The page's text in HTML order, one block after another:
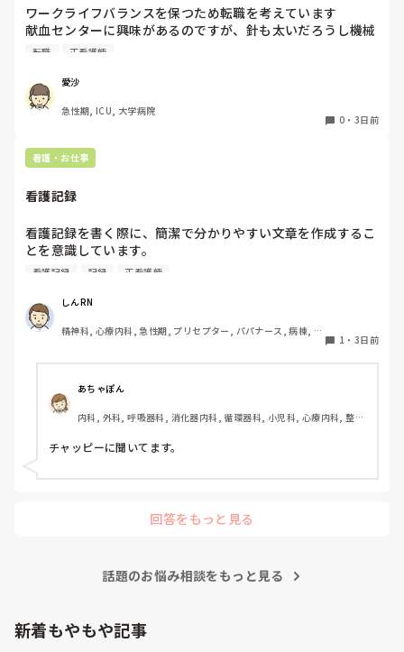
ワークライフバランスを保つため転職を考えています
献血センターに興味があるのですが、針も太いだろうし機械
操作あるしイメージが湧きません
など教えていただきたいです！
転職 正看護師
愛沙
急性期, ICU, 大学病院
0 ・ 3日前
看護・お仕事
看護記録
看護記録を書く際に、簡潔で分かりやすい文章を作成するこ
とを意識しています。
しかし忙しい日は、必要な情報を漏れなく記録することとの
皆さんは看護記録を効率よく作成するために工夫しているこ
とはありますか。
看護記録 記録 正看護師
しんRN
精神科, 心療内科, 急性期, プリセプター, パパナース, 病棟, 老
1 ・ 3日前
あちゃぽん
内科, 外科, 呼吸器科, 消化器内科, 循環器科, 小児科, 心療内科, 整形
合診療科, 救急科, 超急性期, ICU, CCU, HCU, その他の科, ママナー
ス, 外来, 神経内科, 脳神経外科, NICU, 消化器外科, 一般病院, 慢性
チャッピーに聞いてます。
回答をもっと見る
話題のお悩み相談をもっと見る
新着もやもや記事